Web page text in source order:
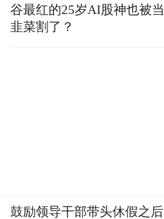
谷最红的25岁AI股神也被当
韭菜割了？
鼓励领导干部带头休假之后